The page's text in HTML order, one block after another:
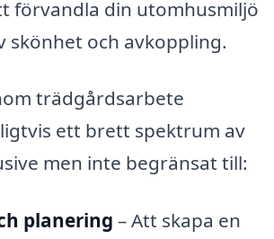
förvandla din utomhusmiljö
skönhet och avkoppling.
trädgårdsarbete
ett brett spektrum av
men inte begränsat till:
planering – Att skapa en